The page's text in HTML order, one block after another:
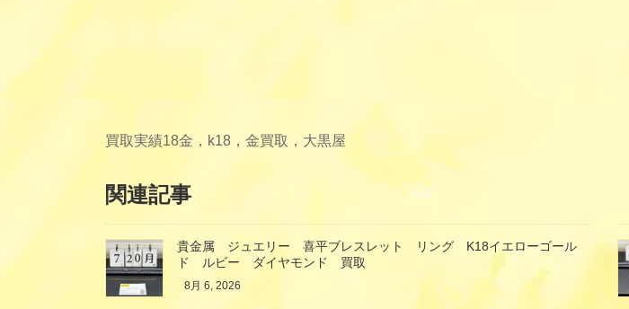
買取実績18金，k18，金買取，大黒屋
関連記事
貴金属 ジュエリー 喜平ブレスレット リング K18イエローゴール
ド ルビー ダイヤモンド 買取
8月 6, 2026